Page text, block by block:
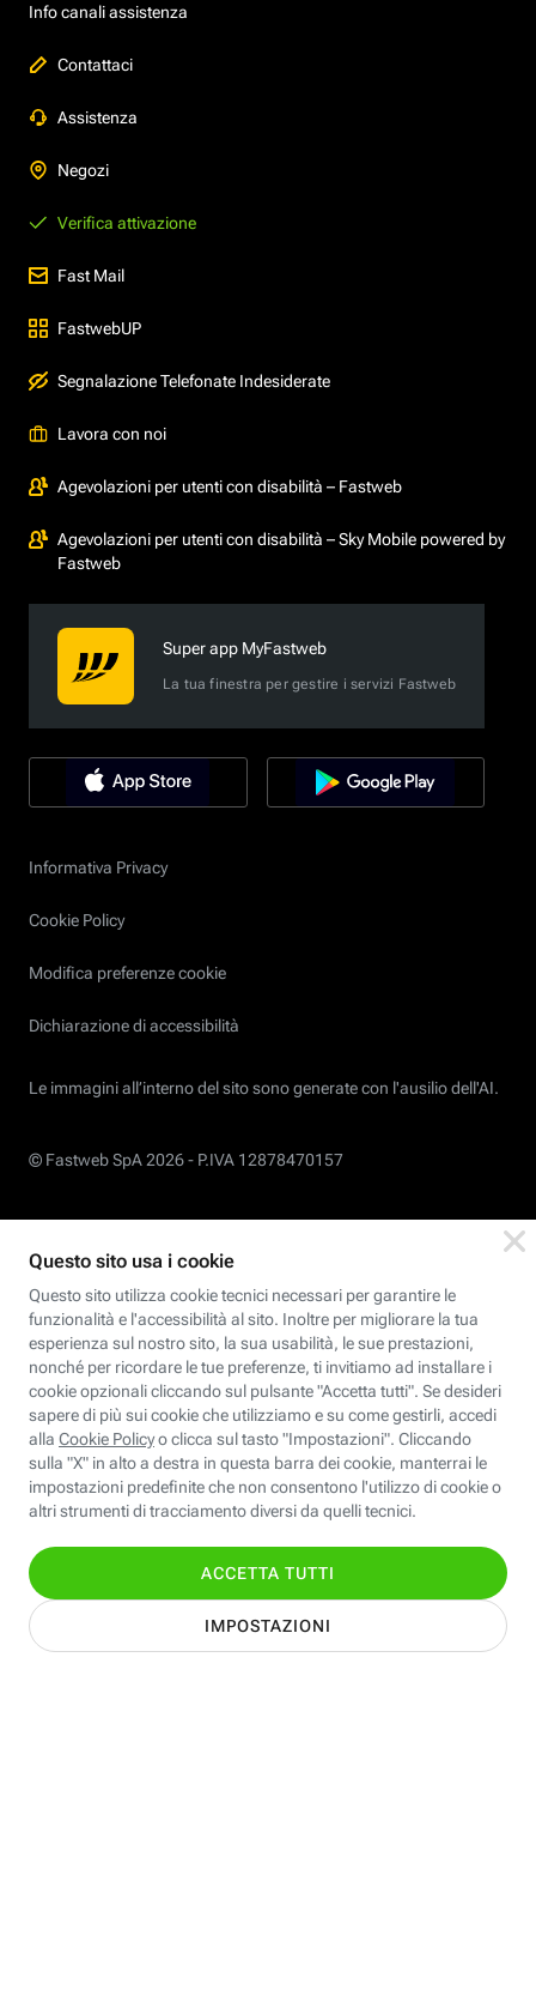
Info canali assistenza
Contattaci
Assistenza
Negozi
Verifica attivazione
Fast Mail
FastwebUP
Segnalazione Telefonate Indesiderate
Lavora con noi
Agevolazioni per utenti con disabilità – Fastweb
Agevolazioni per utenti con disabilità – Sky Mobile powered by
Fastweb
Super app MyFastweb
La tua finestra per gestire i servizi Fastweb
Informativa Privacy
Cookie Policy
Modifica preferenze cookie
Dichiarazione di accessibilità
Le immagini all’interno del sito sono generate con l'ausilio dell'AI.
© Fastweb SpA 2026 - P.IVA 12878470157